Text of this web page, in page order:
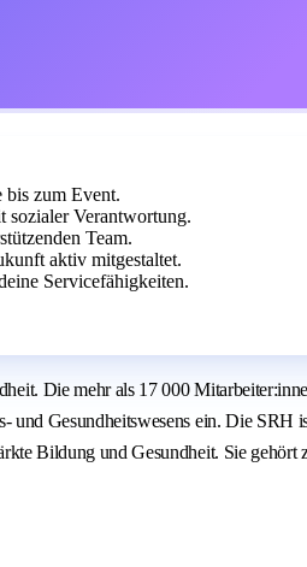
bis zum Event.
sozialer Verantwortung.
Team.
aktiv mitgestaltet.
Servicefähigkeiten.
Die mehr als 17 000
Gesundheitswesens ein. Die
Bildung und Gesundheit. Sie